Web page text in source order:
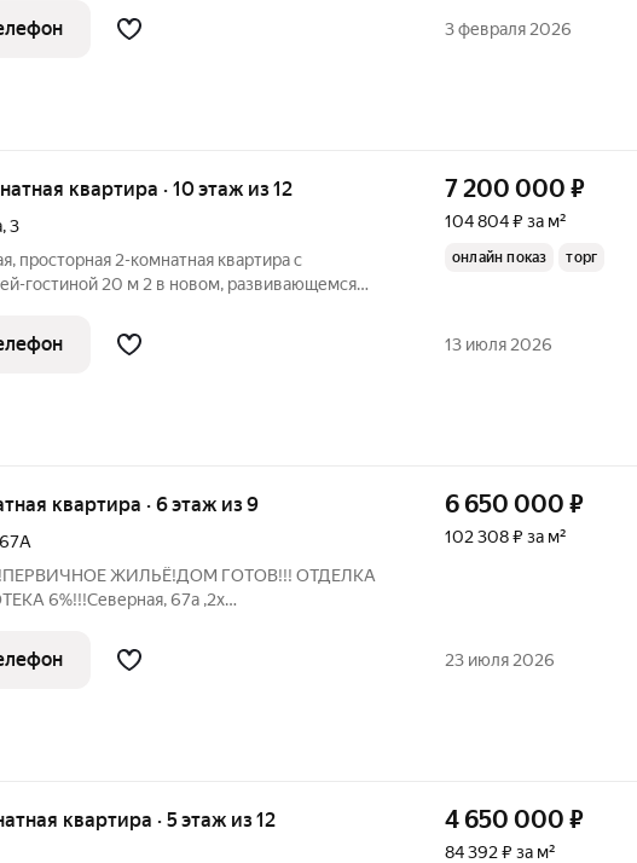
для семейных ужинов и встреч с друзьями.
3 февраля 2026
квартира · 10 этаж из 12
,3
просторная 2-кoмнaтная квapтиpа с
гостиной 20 м 2 в новом, paзвивaющемся
комнаты, кухня-гостиная,
7 200 000 ₽
104 804 ₽ за м²
онлайн показ торг
13 июля 2026
квартира · 6 этаж из 9
67А
ЖИЛЬЁ!ДОМ ГОТОВ!!! ОТДЕЛКА
6%!!!Северная, 67а ,2х
этажи.ЦЕНА 6,650,000 Рублей.Запись на
6 650 000 ₽
102 308 ₽ за м²
23 июля 2026
квартира · 5 этаж из 12 4 650 000 ₽
84 392 ₽ за м²